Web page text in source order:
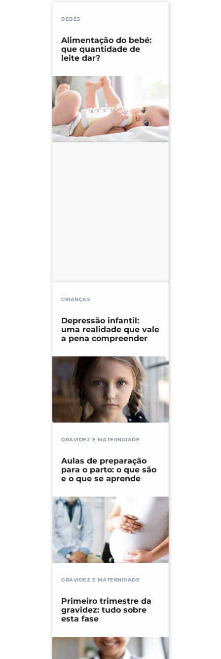
BEBÉS
Alimentação do bebé:
que quantidade de
leite dar?
CRIANÇAS
Depressão infantil:
uma realidade que vale
a pena compreender
GRAVIDEZ E MATERNIDADE
Aulas de preparação
para o parto: o que são
e o que se aprende
GRAVIDEZ E MATERNIDADE
Primeiro trimestre da
gravidez: tudo sobre
esta fase